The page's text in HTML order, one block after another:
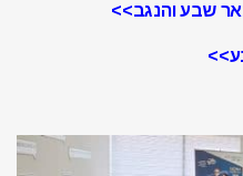
שבע והנגב>>